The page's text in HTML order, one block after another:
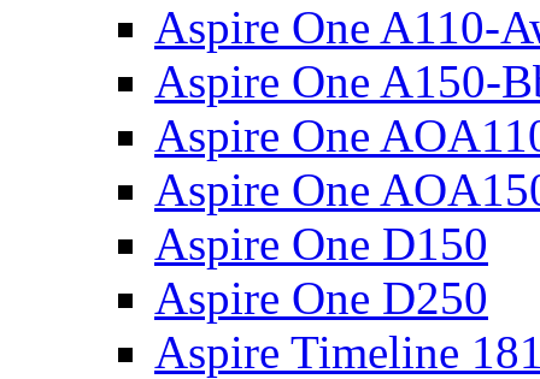
Aspire One A110-
Aspire One A150-
Aspire One
Aspire One
Aspire One D150
Aspire One D250
Aspire Timeline